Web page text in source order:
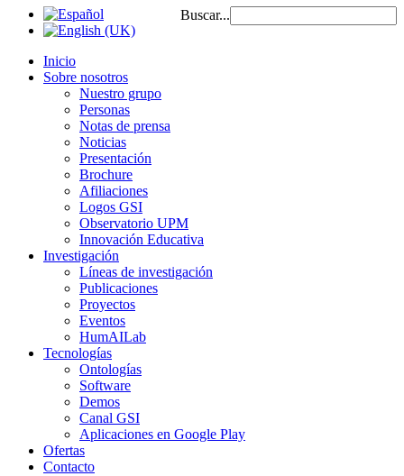
Buscar...
Inicio
Sobre nosotros
Nuestro grupo
Personas
Notas de prensa
Noticias
Presentación
Brochure
Afiliaciones
Logos GSI
Observatorio UPM
Innovación Educativa
Investigación
Líneas de investigación
Publicaciones
Proyectos
Eventos
HumAILab
Tecnologías
Ontologías
Software
Demos
Canal GSI
Aplicaciones en Google Play
Ofertas
Contacto